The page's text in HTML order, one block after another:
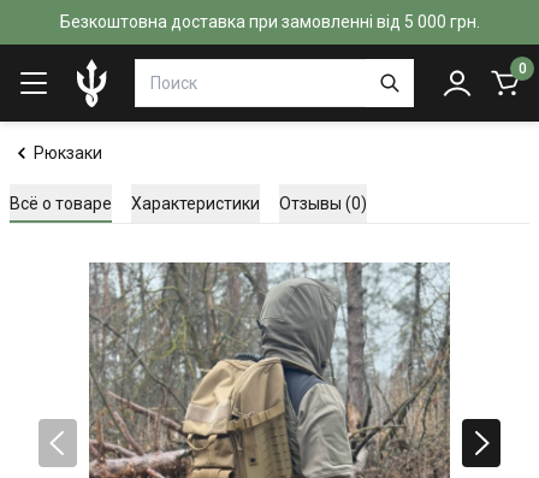
Безкоштовна доставка при замовленні від 5 000 грн.
0
Рюкзаки
Всё о товаре Характеристики Отзывы (0)